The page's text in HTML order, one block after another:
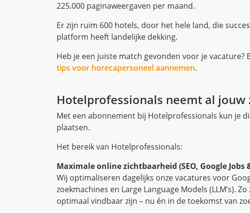
Hotelprofessionals neemt al jouw
Met een abonnement bij Hotelprofessionals kun je
Het bereik van Hotelprofessionals:
Wij optimaliseren dagelijks onze vacatures voor
zoekmachines en Large Language Models (LLM’s).
optimaal vindbaar zijn – nu én in de toekomst van
Wekelijkse nieuwsbrief – 80.000+ professionals
Met onze nieuwsbrieven bereiken we wekelijks ruim
hotellerie en hospitalitybranche.
Sterke social media aanwezigheid – 28.400+
Hotelprofessionals heeft een actief en groeiend